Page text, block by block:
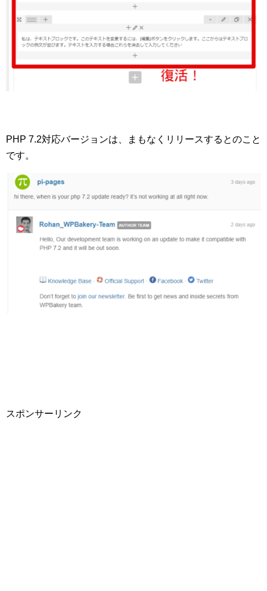
PHP 7.2対応バージョンは、まもなくリリースするとのこと
です。
スポンサーリンク